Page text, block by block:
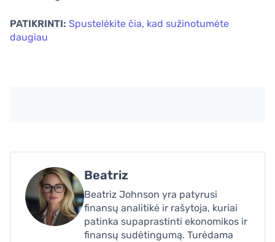
PATIKRINTI: Spustelėkite čia, kad sužinotumėte
daugiau
Beatriz
Beatriz Johnson yra patyrusi
finansų analitikė ir rašytoja, kuriai
patinka supaprastinti ekonomikos ir
finansų sudėtingumą. Turėdama